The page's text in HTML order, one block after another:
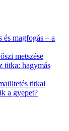
és magfogás – a
metszése
titka: hagymás
titkai
a gyepet?